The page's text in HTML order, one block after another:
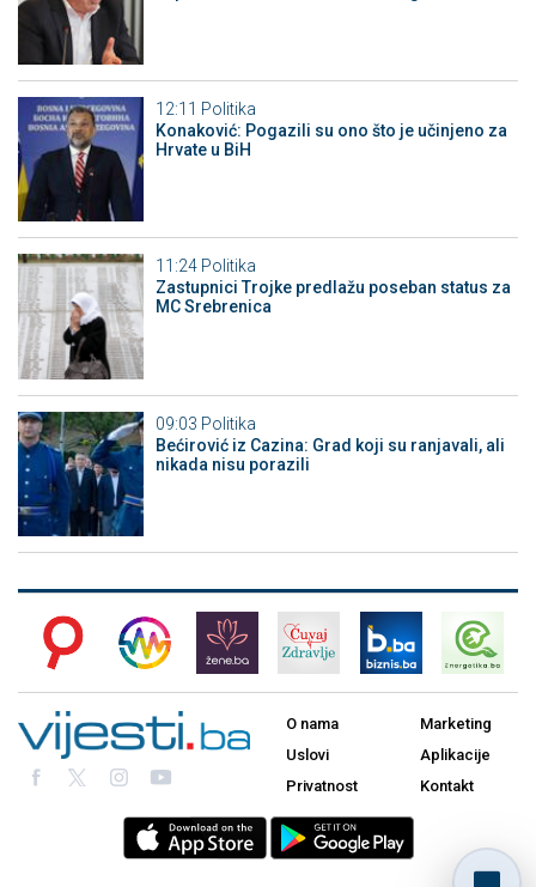
12:11 Politika
Konaković: Pogazili su ono što je učinjeno za
Hrvate u BiH
11:24 Politika
Zastupnici Trojke predlažu poseban status za
MC Srebrenica
09:03 Politika
Bećirović iz Cazina: Grad koji su ranjavali, ali
nikada nisu porazili
O nama
Uslovi
Privatnost
Marketing
Aplikacije
Kontakt